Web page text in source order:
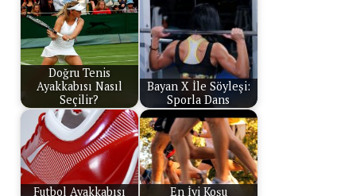
Doğru Tenis
Ayakkabısı Nasıl
Seçilir?
Bayan X İle Söyleşi:
Sporla Dans
Futbol Ayakkabısı
En İyi Koşu